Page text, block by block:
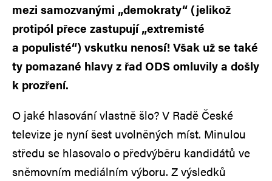
mezi samozvanými „demokraty“ (jelikož
protipól přece zastupují „extremisté
a populisté“) vskutku nenosí! Však už se také
ty pomazané hlavy z řad ODS omluvily a došly
k prozření.
O jaké hlasování vlastně šlo? V Radě České
televize je nyní šest uvolněných míst. Minulou
středu se hlasovalo o předvýběru kandidátů ve
sněmovním mediálním výboru. Z výsledků